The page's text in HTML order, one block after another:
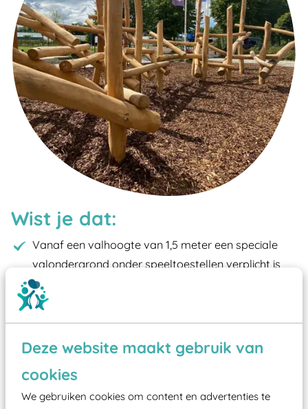
Deze website maakt gebruik van
cookies
We gebruiken cookies om content en advertenties te
Wist je dat:
Vanaf een valhoogte van 1,5 meter een speciale
valondergrond onder speeltoestellen verplicht is
zoals kunstgras, rubber tegels of boomschors?
Elk speeltoestel in de openbare ruimte voorzien
moet zijn van een typekeuring, -plaatje en
certificering, uitgegeven door een Nederlands
Wij ook speeltoestellen kunnen laten keuren zodat
ze toch binnen het Warenwetbesluit Attractie- en